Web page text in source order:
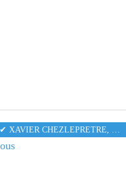
✔ XAVIER CHEZLEPRETRE,